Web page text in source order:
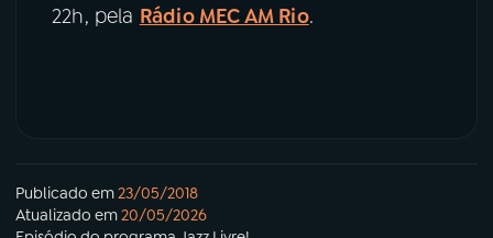
22h, pela Rádio MEC AM Rio.
Publicado em23/05/2018
Atualizado em20/05/2026